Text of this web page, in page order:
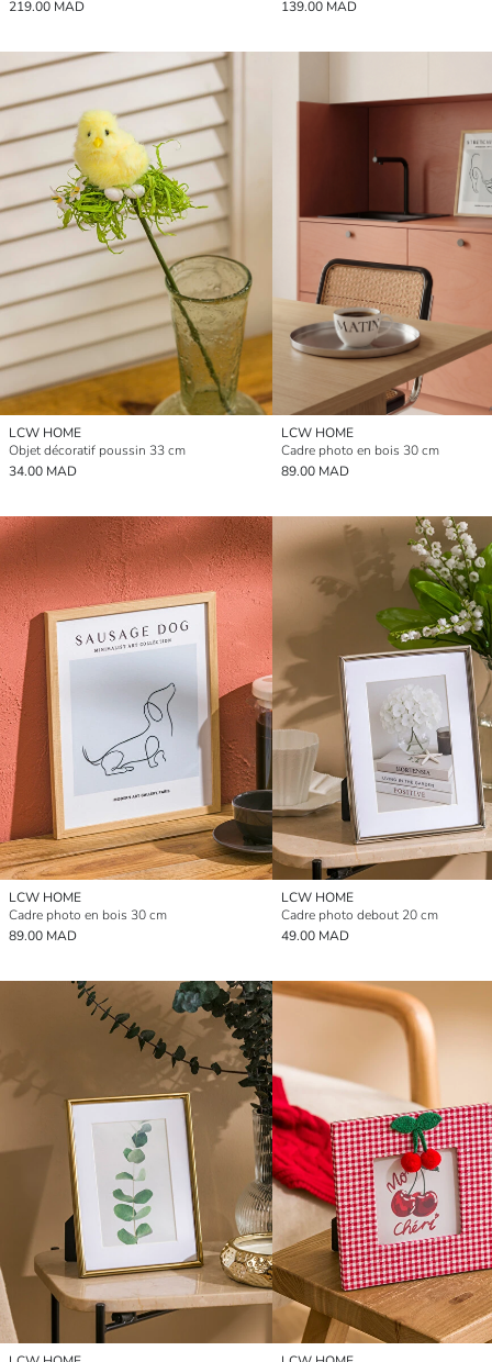
219.00 MAD 139.00 MAD
LCW HOME
Objet décoratif poussin 33 cm
34.00 MAD
LCW HOME
Cadre photo en bois 30 cm
89.00 MAD
LCW HOME
Cadre photo en bois 30 cm
89.00 MAD
LCW HOME
Cadre photo debout 20 cm
49.00 MAD